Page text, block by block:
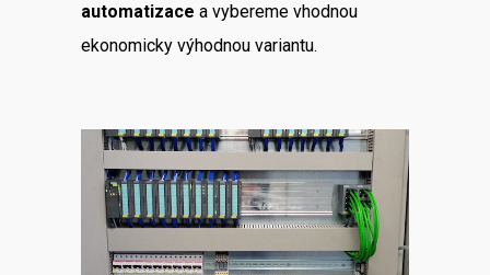
automatizace a vybereme vhodnou
ekonomicky výhodnou variantu.